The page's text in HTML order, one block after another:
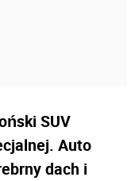
SUV
Auto
dach i